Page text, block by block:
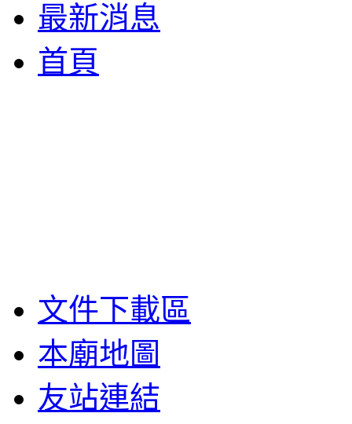
最新消息
首頁
文件下載區
本廟地圖
友站連結